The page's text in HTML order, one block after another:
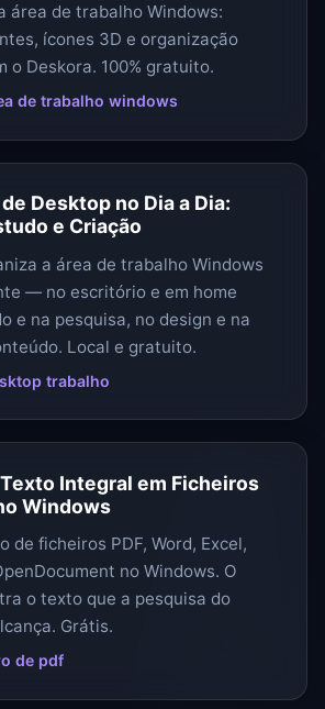
área de trabalho Windows:
ícones 3D e organização
o Deskora. 100% gratuito.
de trabalho windows
Desktop no Dia a Dia:
e Criação
a área de trabalho Windows
— no escritório e em home
e na pesquisa, no design e na
Local e gratuito.
trabalho
Integral em Ficheiros
Windows
de ficheiros PDF, Word, Excel,
no Windows. O
o texto que a pesquisa do
Grátis.
de pdf